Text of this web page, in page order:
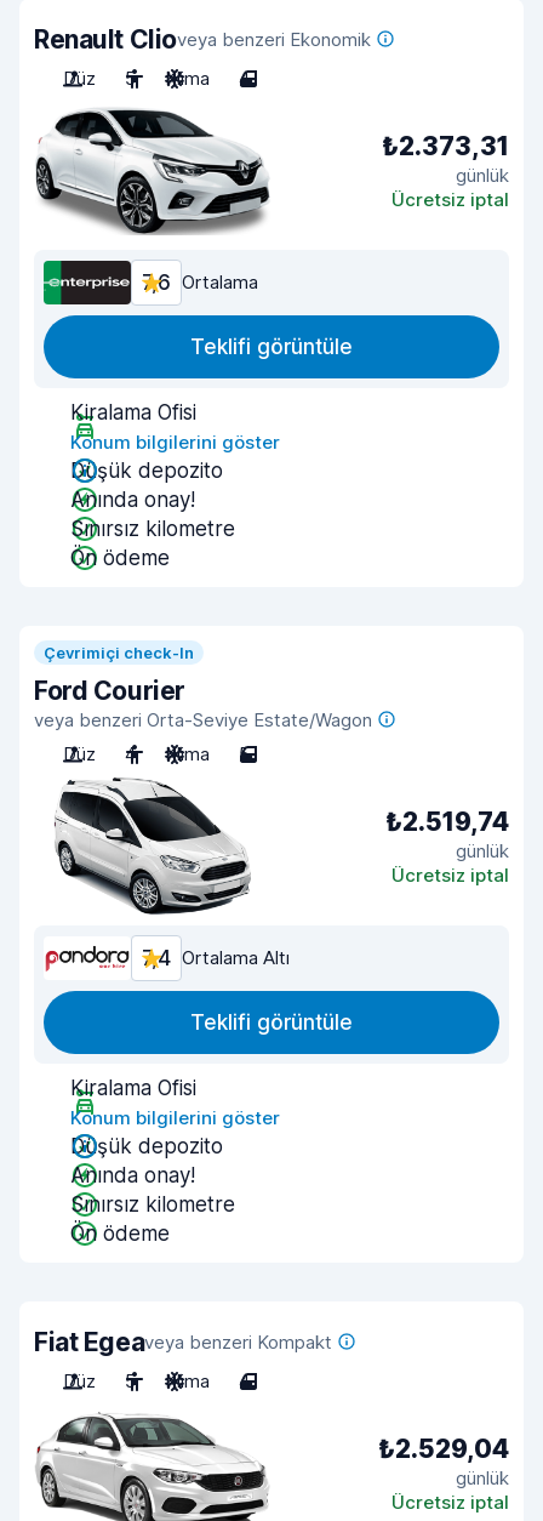
Renault Clioveya benzeri Ekonomik
Düz
5 Klima 4
₺2.373,31
günlük
Ücretsiz iptal
7,6 Ortalama
Teklifi görüntüle
Kiralama Ofisi
Konum bilgilerini göster
Düşük depozito
Anında onay!
Sınırsız kilometre
Ön ödeme
Çevrimiçi check-In
Ford Courier
veya benzeri Orta-Seviye Estate/Wagon
Düz
4 Klima 5
₺2.519,74
günlük
Ücretsiz iptal
7,4 Ortalama Altı
Teklifi görüntüle
Kiralama Ofisi
Konum bilgilerini göster
Düşük depozito
Anında onay!
Sınırsız kilometre
Ön ödeme
Fiat Egeaveya benzeri Kompakt
Düz
5 Klima 4
₺2.529,04
günlük
Ücretsiz iptal